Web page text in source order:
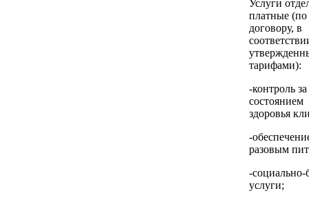
Услуги
платные (по
договору, в
тарифами):
-контроль за
состоянием
здоровья
-
разовым
-
услуги;